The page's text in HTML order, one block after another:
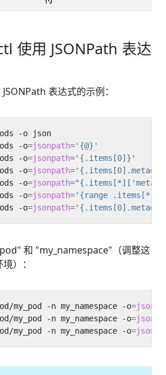
使用 JSONPath 表达
JSONPath 表达式的示例：
-o=jsonpath='{@}'
-o=jsonpath='{.items[0]}'
-o=jsonpath=
-o=jsonpath=
-o=jsonpath='{range
-o=jsonpath=
和 "my_namespace"（调整这
）：
my_pod -n my_namespace -o=
my_pod -n my_namespace -o=
my_pod -n my_namespace -o=